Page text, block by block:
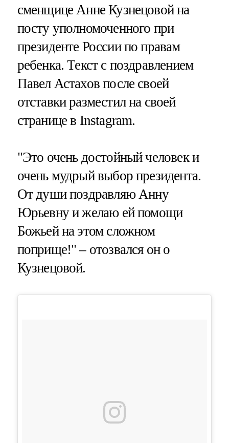
сменщице Анне Кузнецовой на
посту уполномоченного при
президенте России по правам
ребенка. Текст с поздравлением
Павел Астахов после своей
отставки разместил на своей
странице в Instagram.
"Это очень достойный человек и
очень мудрый выбор президента.
От души поздравляю Анну
Юрьевну и желаю ей помощи
Божьей на этом сложном
поприще!" – отозвался он о
Кузнецовой.